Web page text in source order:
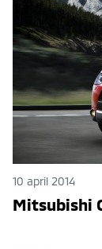
10 april 2014
Mitsubishi